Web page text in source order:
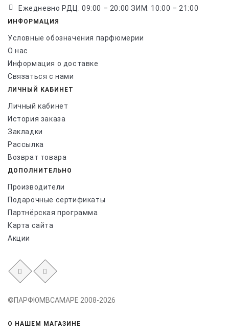
Ежедневно РДЦ: 09:00 – 20:00 ЗИМ: 10:00 – 21:00
ИНФОРМАЦИЯ
Условные обозначения парфюмерии
О нас
Информация о доставке
Связаться с нами
ЛИЧНЫЙ КАБИНЕТ
Личный кабинет
История заказа
Закладки
Рассылка
Возврат товара
ДОПОЛНИТЕЛЬНО
Производители
Подарочные сертификаты
Партнёрская программа
Карта сайта
Акции
©ПАРФЮМВСАМАРЕ 2008-2026
О НАШЕМ МАГАЗИНЕ